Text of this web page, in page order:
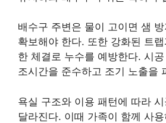
배수구 주변은 물이 고이면 샘
확보해야 한다. 또한 강화된 트
한 체결로 누수를 예방한다. 시
조시간을 준수하고 조기 노출을
욕실 구조와 이용 패턴에 따라
달라진다. 이때 가족이 함께 사